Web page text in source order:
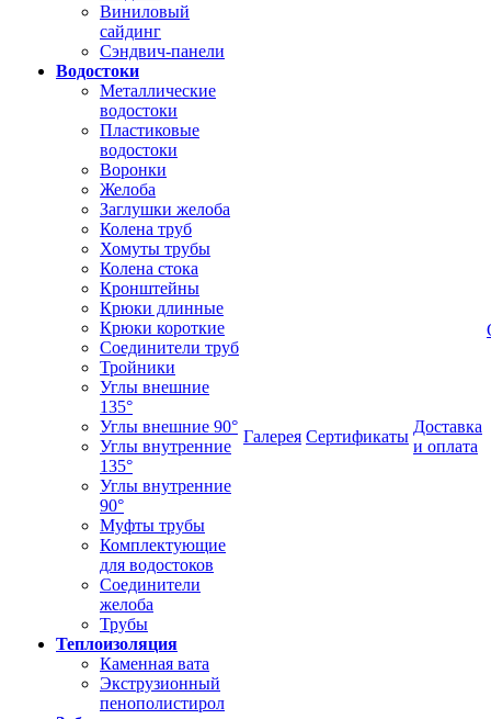
Виниловый
сайдинг
Сэндвич-панели
Водостоки
Металлические
водостоки
Пластиковые
водостоки
Воронки
Желоба
Заглушки желоба
Колена труб
Хомуты трубы
Колена стока
Кронштейны
Крюки длинные
Крюки короткие
Соединители труб
Тройники
Углы внешние
135°
Углы внешние 90°
Углы внутренние
135°
Углы внутренние
90°
Муфты трубы
Комплектующие
для водостоков
Соединители
желоба
Трубы
Теплоизоляция
Каменная вата
Экструзионный
пенополистирол
Галерея Сертификаты
Доставка
и оплата